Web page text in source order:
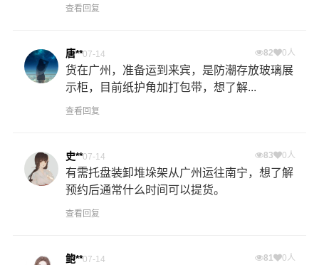
查看回复
唐**07-14 82 0人
货在广州，准备运到来宾，是防潮存放玻璃展
示柜，目前纸护角加打包带，想了解...
查看回复
史**07-14 83 0人
有需托盘装卸堆垛架从广州运往南宁，想了解
预约后通常什么时间可以提货。
查看回复
鲍**07-14 81 0人